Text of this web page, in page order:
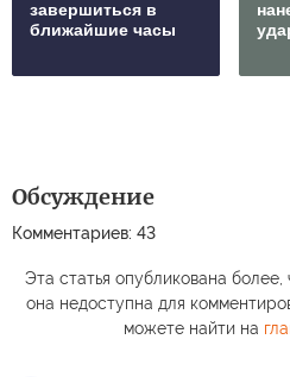
завершиться в
ближайшие часы
Обсуждение
Комментариев: 43
Эта статья опубликована более,
она недоступна для
можете найти на